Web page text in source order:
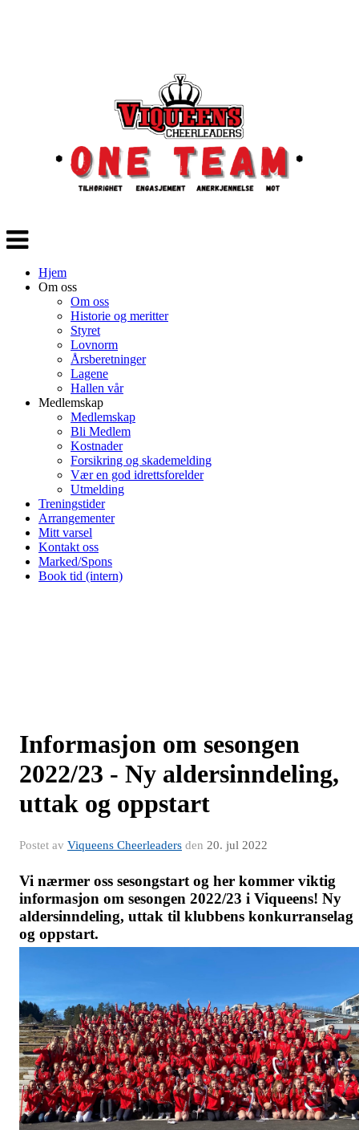
Veksle
navigasjon
Hjem
Om oss
Om oss
Historie og meritter
Styret
Lovnorm
Årsberetninger
Lagene
Hallen vår
Medlemskap
Medlemskap
Bli Medlem
Kostnader
Forsikring og skademelding
Vær en god idrettsforelder
Utmelding
Treningstider
Arrangementer
Mitt varsel
Kontakt oss
Marked/Spons
Book tid (intern)
Informasjon om sesongen
2022/23 - Ny aldersinndeling,
uttak og oppstart
Postet av Viqueens Cheerleaders den 20. jul 2022
Vi nærmer oss sesongstart og her kommer viktig
informasjon om sesongen 2022/23 i Viqueens! Ny
aldersinndeling, uttak til klubbens konkurranselag
og oppstart.